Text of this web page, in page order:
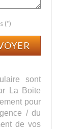
(*)
sont
La Boite
pour
/ du
de vos